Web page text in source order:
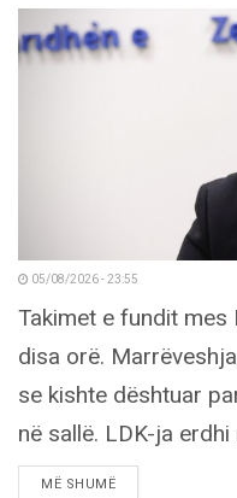
05/08/2026 - 23:55
Takimet e fundit mes
disa orë.
se kishte dështuar
në sallë. LDK-ja erdhi
MË SHUMËDETAILS